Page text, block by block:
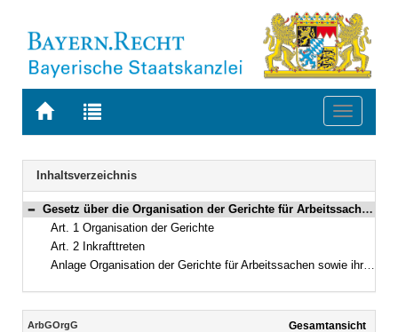
Zur
BAYERN.RECHT
Zur
letzten
Suche
Toggle
Navigation
Inhaltsverzeichnis
Bereich reduzieren
Gesetz über die Organisation der Gerichte für Arbeitssachen im Freistaat Bayern (Bayerisches Arbeitsgerichte-Organisationsgesetz – ArbGOrgG) Vom 12. Juni 1973 (BayRS IV S. 557) BayRS 32-1-A (Art. 1–2)
Art. 1 Organisation der Gerichte
Art. 2 Inkrafttreten
Anlage Organisation der Gerichte für Arbeitssachen sowie ihre Gerichtsbezirke
Inhalt
ArbGOrgG
Gesamtansicht